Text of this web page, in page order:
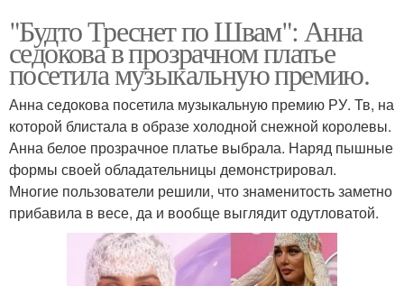
"Будто Треснет по Швам": Анна
седокова в прозрачном платье
посетила музыкальную премию.
Анна седокова посетила музыкальную премию РУ. Тв, на
которой блистала в образе холодной снежной королевы.
Анна белое прозрачное платье выбрала. Наряд пышные
формы своей обладательницы демонстрировал.
Многие пользователи решили, что знаменитость заметно
прибавила в весе, да и вообще выглядит одутловатой.